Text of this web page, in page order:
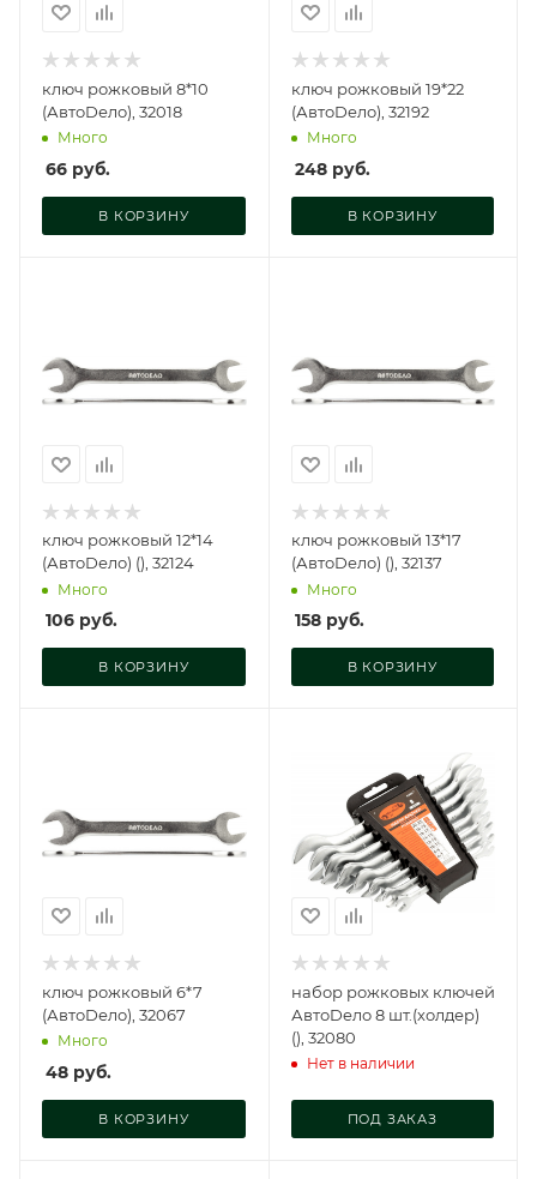
ключ рожковый 8*10
(АвтоDело), 32018
Много
66 руб.
В КОРЗИНУ
ключ рожковый 19*22
(АвтоDело), 32192
Много
248руб.
В КОРЗИНУ
ключ рожковый 12*14
(АвтоDело) (), 32124
Много
106 руб.
В КОРЗИНУ
ключ рожковый 13*17
(АвтоDело) (), 32137
Много
158руб.
В КОРЗИНУ
ключ рожковый 6*7
(АвтоDело), 32067
Много
48 руб.
В КОРЗИНУ
набор рожковых ключей
АвтоDело 8 шт.(холдер)
(), 32080
Нет в наличии
ПОД ЗАКАЗ